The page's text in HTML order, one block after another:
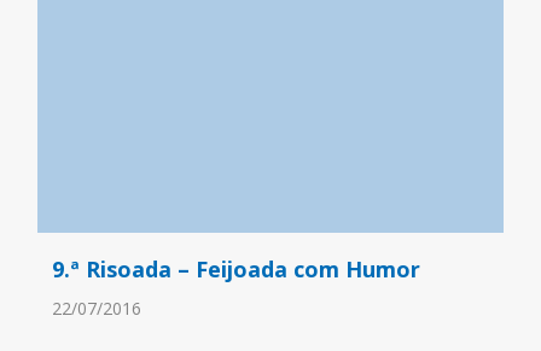
9.ª Risoada – Feijoada com Humor
22/07/2016